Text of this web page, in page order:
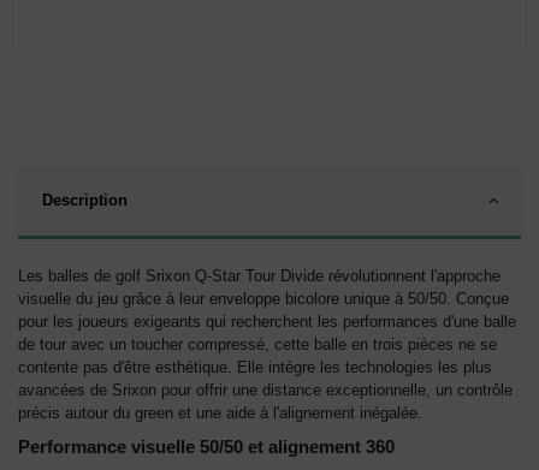
Description
Les balles de golf Srixon Q-Star Tour Divide révolutionnent l'approche
visuelle du jeu grâce à leur enveloppe bicolore unique à 50/50. Conçue
pour les joueurs exigeants qui recherchent les performances d'une balle
de tour avec un toucher compressé, cette balle en trois pièces ne se
contente pas d'être esthétique. Elle intègre les technologies les plus
avancées de Srixon pour offrir une distance exceptionnelle, un contrôle
précis autour du green et une aide à l'alignement inégalée.
Performance visuelle 50/50 et alignement 360